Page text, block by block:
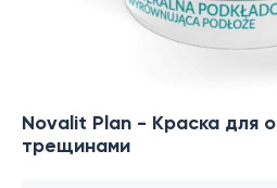
Novalit Plan - Краска для
трещинами